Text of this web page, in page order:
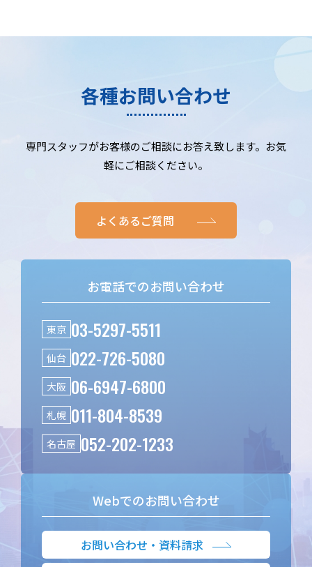
各種お問い合わせ
専門スタッフがお客様のご相談にお答え致します。お気
軽にご相談ください。
よくあるご質問
お電話でのお問い合わせ
東京 03-5297-5511
仙台 022-726-5080
大阪 06-6947-6800
札幌 011-804-8539
名古屋 052-202-1233
Webでのお問い合わせ
お問い合わせ・資料請求